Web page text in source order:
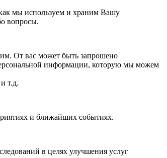
мы используем и храним Вашу
вопросы.
От вас может быть запрошено
информации, которую мы можем
т.д.
и ближайших событиях.
в целях улучшения услуг